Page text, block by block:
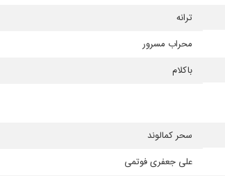
ترانه
محراب مسرور
باکلام
سحر کمالوند
علی جعفری فوتمی